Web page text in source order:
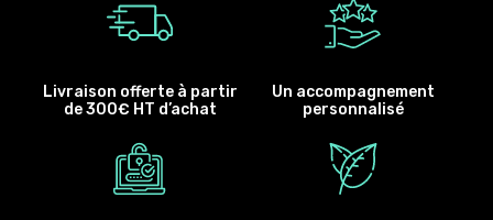
Livraison offerte à partir
de 300€ HT d’achat
Un accompagnement
personnalisé